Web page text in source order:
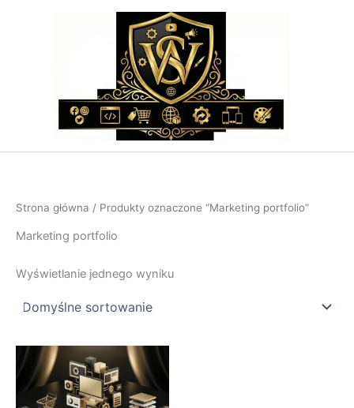
Strona główna / Produkty oznaczone “Marketing portfolio”
Marketing portfolio
Wyświetlanie jednego wyniku